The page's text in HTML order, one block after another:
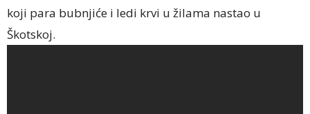
koji para bubnjiće i ledi krvi u žilama nastao u
Škotskoj.